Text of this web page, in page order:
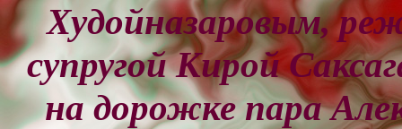
Худойназаровым,
супругой Кирой
на дорожке пара